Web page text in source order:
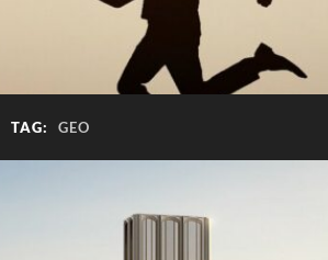
TAG: GEO